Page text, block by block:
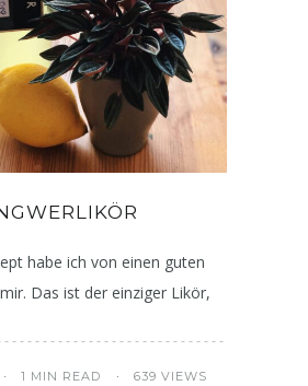
habe ich von einen guten
Das ist der einziger Likör,
1 MIN READ 639 VIEWS